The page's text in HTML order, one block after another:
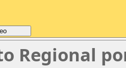
Regional